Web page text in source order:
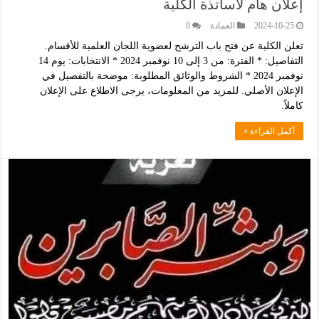
إعلان هام لأساتذة الكلية
2024-10-25 العمادة 0
تعلن الكلية عن فتح باب الترشح لعضوية اللجان العلمية للأقسام.
التفاصيل: * الفترة: من 3 إلى 10 نوفمبر 2024 * الانتخابات: يوم 14
نوفمبر 2024 * الشروط والوثائق المطلوبة: موضحة بالتفصيل في
الإعلان الأصلي. للمزيد من المعلومات، يرجى الاطلاع على الإعلان
كاملاً.
أكمل القراءة »